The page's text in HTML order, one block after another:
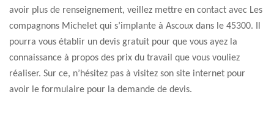
avoir plus de renseignement, veillez mettre en contact avec Les
compagnons Michelet qui s’implante à Ascoux dans le 45300. Il
pourra vous établir un devis gratuit pour que vous ayez la
connaissance à propos des prix du travail que vous vouliez
réaliser. Sur ce, n’hésitez pas à visitez son site internet pour
avoir le formulaire pour la demande de devis.